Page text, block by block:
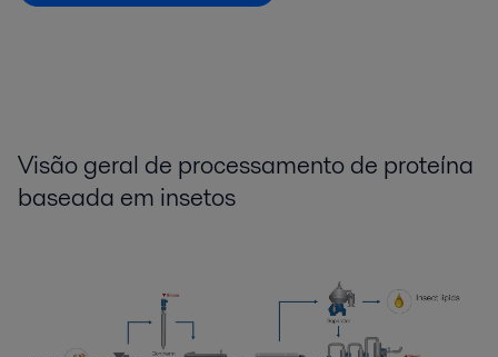
Visão geral de processamento de proteína
baseada em insetos